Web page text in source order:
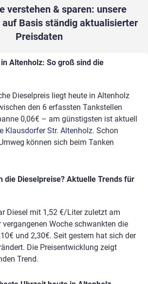
verstehen & sparen: unsere
auf Basis ständig aktualisierter
Preisdaten
Altenholz: So groß sind die
Dieselpreis liegt heute in Altenholz
den 6 erfassten Tankstellen
0,06€ – am günstigsten ist aktuell
Klausdorfer Str. Altenholz. Schon
können sich beim Tanken
die Dieselpreise? Aktuelle Trends für
Diesel mit 1,52 €/Liter zuletzt am
Woche schwankten die
und 2,30€. Seit gestern hat sich der
Die Preisentwicklung zeigt
Trend.